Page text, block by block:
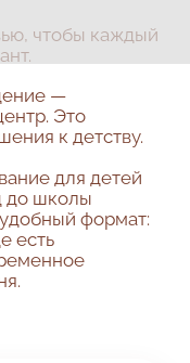
чтобы каждый
—
Это
к детству.
для детей
до школы
формат:
есть